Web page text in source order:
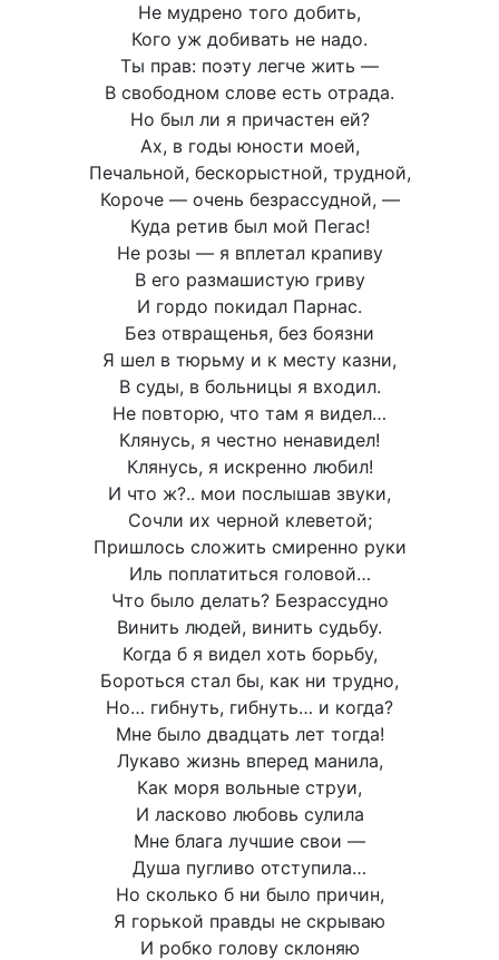
Не мудрено того добить,
Кого уж добивать не надо.
Ты прав: поэту легче жить —
В свободном слове есть отрада.
Но был ли я причастен ей?
Ах, в годы юности моей,
Печальной, бескорыстной, трудной,
Короче — очень безрассудной, —
Куда ретив был мой Пегас!
Не розы — я вплетал крапиву
В его размашистую гриву
И гордо покидал Парнас.
Без отвращенья, без боязни
Я шел в тюрьму и к месту казни,
В суды, в больницы я входил.
Не повторю, что там я видел…
Клянусь, я честно ненавидел!
Клянусь, я искренно любил!
И что ж?.. мои послышав звуки,
Сочли их черной клеветой;
Пришлось сложить смиренно руки
Иль поплатиться головой…
Что было делать? Безрассудно
Винить людей, винить судьбу.
Когда б я видел хоть борьбу,
Бороться стал бы, как ни трудно,
Но… гибнуть, гибнуть… и когда?
Мне было двадцать лет тогда!
Лукаво жизнь вперед манила,
Как моря вольные струи,
И ласково любовь сулила
Мне блага лучшие свои —
Душа пугливо отступила…
Но сколько б ни было причин,
Я горькой правды не скрываю
И робко голову склоняю